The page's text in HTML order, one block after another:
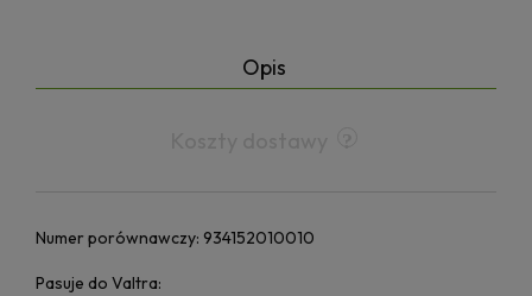
Opis
Numer porównawczy: 934152010010
Pasuje do Valtra: